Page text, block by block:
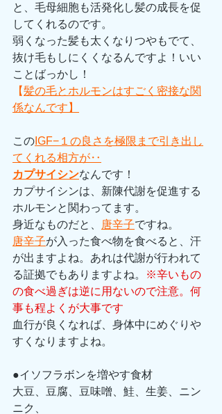
と、毛母細胞も活発化し髪の成長を促
してくれるのです。
弱くなった髪も太くなりつやもでて、
抜け毛もしにくくなるんですよ！いい
ことばっかし！
【髪の毛とホルモンはすごく密接な関
係なんです】
この IGF−１の良さを極限まで引き出し
てくれる相方が‥
カプサイシンなんです！
カプサイシンは、新陳代謝を促進する
ホルモンと関わってます。
身近なものだと、
唐辛子ですね。
唐辛子が入った食べ物を食べると、汗
が出ますよね。あれは代謝が行われて
る証拠でもありますよね。
※辛いもの
の食べ過ぎは逆に用ないので注意。何
事も程よくが大事です
血行が良くなれば、身体中にめぐりや
すくなりますよね。
●イソフラボンを増やす食材
大豆、豆腐、豆味噌、鮭、生姜、ニン
ニク、